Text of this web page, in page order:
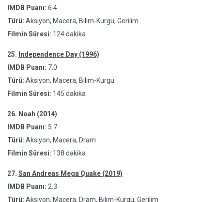
IMDB Puanı: 6.4
Türü: Aksiyon, Macera, Bilim-Kurgu, Gerilim
Filmin Süresi: 124 dakika
25. Independence Day (1996)
IMDB Puanı: 7.0
Türü: Aksiyon, Macera, Bilim-Kurgu
Filmin Süresi: 145 dakika
26. Noah (2014)
IMDB Puanı: 5.7
Türü: Aksiyon, Macera, Dram
Filmin Süresi: 138 dakika
27. San Andreas Mega Quake (2019)
IMDB Puanı: 2.3
Türü: Aksiyon, Macera, Dram, Bilim-Kurgu, Gerilim